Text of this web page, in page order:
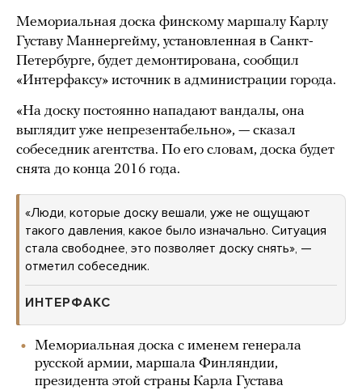
Мемориальная доска финскому маршалу Карлу
Густаву Маннергейму, установленная в Санкт-
Петербурге, будет демонтирована, сообщил
«Интерфаксу» источник в администрации города.
«На доску постоянно нападают вандалы, она
выглядит уже непрезентабельно», — сказал
собеседник агентства. По его словам, доска будет
снята до конца 2016 года.
«Люди, которые доску вешали, уже не ощущают
такого давления, какое было изначально. Ситуация
стала свободнее, это позволяет доску снять», —
отметил собеседник.
ИНТЕРФАКС
Мемориальная доска с именем генерала
русской армии, маршала Финляндии,
президента этой страны Карла Густава